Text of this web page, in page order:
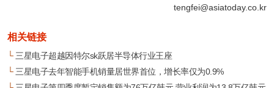
tengfei@asiatoday.co.kr
相关链接
└三星电子超越因特尔sk跃居半导体行业王座
└三星电子去年智能手机销量居世界首位，增长率仅为0.9%